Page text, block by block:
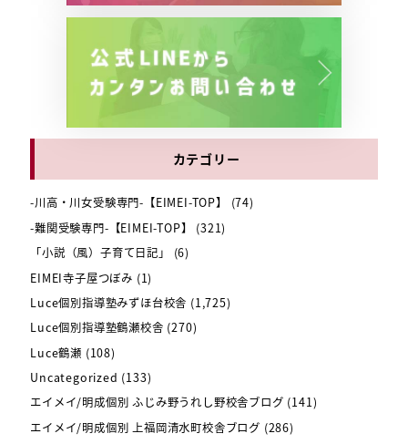
カテゴリー
-川高・川女受験専門-【EIMEI-TOP】
(74)
-難関受験専門-【EIMEI-TOP】
(321)
「小説（風）子育て日記」
(6)
EIMEI寺子屋つぼみ (1)
Luce個別指導塾みずほ台校舎 (1,725)
Luce個別指導塾鶴瀬校舎 (270)
Luce鶴瀬 (108)
Uncategorized (133)
エイメイ/明成個別 ふじみ野うれし野校舎ブログ (141)
エイメイ/明成個別 上福岡清水町校舎ブログ (286)